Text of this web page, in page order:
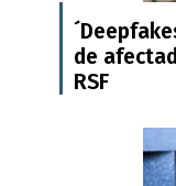
de
RSF